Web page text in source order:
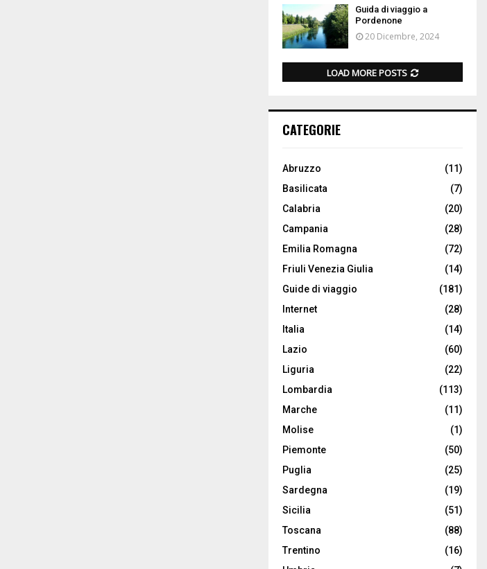
Guida di viaggio a
Pordenone
20 Dicembre, 2024
LOAD MORE POSTS
CATEGORIE
Abruzzo
(11)
Basilicata
(7)
Calabria
(20)
Campania
(28)
Emilia Romagna
(72)
Friuli Venezia Giulia
(14)
Guide di viaggio
(181)
Internet
(28)
Italia
(14)
Lazio
(60)
Liguria
(22)
Lombardia
(113)
Marche
(11)
Molise
(1)
Piemonte
(50)
Puglia
(25)
Sardegna
(19)
Sicilia
(51)
Toscana
(88)
Trentino
(16)